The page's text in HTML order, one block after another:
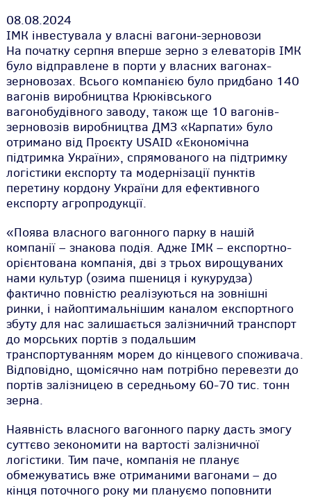
08.08.2024
ІМК інвестувала у власні вагони-зерновози
На початку серпня вперше зерно з елеваторів ІМК
було відправлене в порти у власних вагонах-
зерновозах. Всього компанією було придбано 140
вагонів виробництва Крюківського
вагонобудівного заводу, також ще 10 вагонів-
зерновозів виробництва ДМЗ «Карпати» було
отримано від Проєкту USAID «Економічна
підтримка України», спрямованого на підтримку
логістики експорту та модернізації пунктів
перетину кордону України для ефективного
експорту агропродукції.
«Поява власного вагонного парку в нашій
компанії – знакова подія. Адже ІМК – експортно-
орієнтована компанія, дві з трьох вирощуваних
нами культур (озима пшениця і кукурудза)
фактично повністю реалізуються на зовнішні
ринки, і найоптимальнішим каналом експортного
збуту для нас залишається залізничний транспорт
до морських портів з подальшим
транспортуванням морем до кінцевого споживача.
Відповідно, щомісячно нам потрібно перевезти до
портів залізницею в середньому 60-70 тис. тонн
зерна.
Наявність власного вагонного парку дасть змогу
суттєво зекономити на вартості залізничної
логістики. Тим паче, компанія не планує
обмежуватись вже отриманими вагонами – до
кінця поточного року ми плануємо поповнити